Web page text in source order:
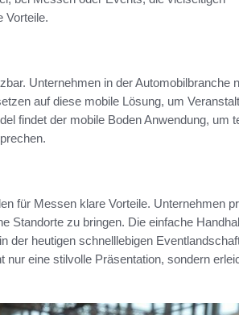
Vorteile.
Unternehmen in der Automobilbranche
auf diese mobile Lösung, um
findet der mobile Boden Anwendung, um
für Messen klare Vorteile. Unternehmen
Standorte zu bringen. Die einfache
der heutigen schnelllebigen
eine stilvolle Präsentation, sondern